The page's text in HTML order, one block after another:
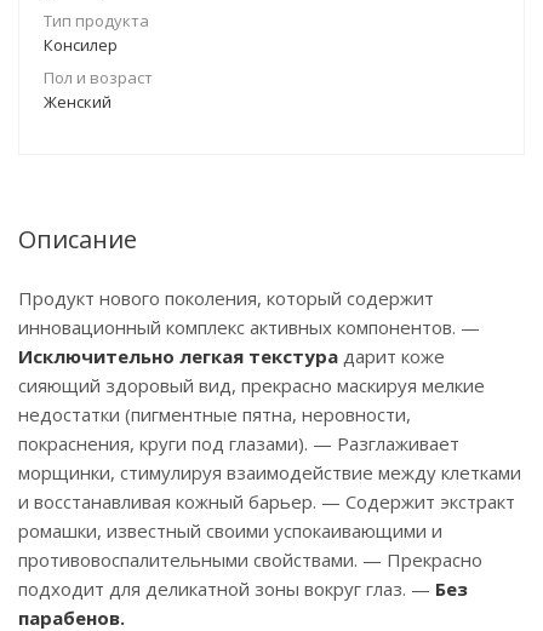
Тип продукта
Консилер
Пол и возраст
Женский
Описание
Продукт нового поколения, который содержит
инновационный комплекс активных компонентов. —
Исключительно легкая текстура дарит коже
сияющий здоровый вид, прекрасно маскируя мелкие
недостатки (пигментные пятна, неровности,
покраснения, круги под глазами). — Разглаживает
морщинки, стимулируя взаимодействие между клетками
и восстанавливая кожный барьер. — Содержит экстракт
ромашки, известный своими успокаивающими и
противовоспалительными свойствами. — Прекрасно
подходит для деликатной зоны вокруг глаз. — Без
парабенов.